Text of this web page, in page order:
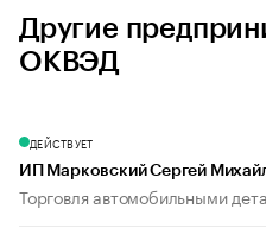
Другие
ОКВЭД
ДЕЙСТВУЕТ
ИП Марковский Сергей
Торговля автомобильными